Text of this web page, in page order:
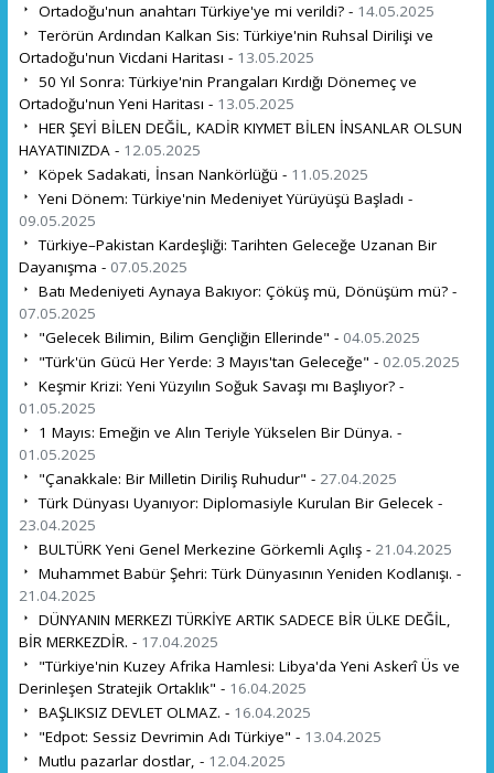
Ortadoğu'nun anahtarı Türkiye'ye mi verildi? - 14.05.2025
Terörün Ardından Kalkan Sis: Türkiye'nin Ruhsal Dirilişi ve
Ortadoğu'nun Vicdani Haritası - 13.05.2025
50 Yıl Sonra: Türkiye'nin Prangaları Kırdığı Dönemeç ve
Ortadoğu'nun Yeni Haritası - 13.05.2025
HER ŞEYİ BİLEN DEĞİL, KADİR KIYMET BİLEN İNSANLAR OLSUN
HAYATINIZDA - 12.05.2025
Köpek Sadakati, İnsan Nankörlüğü - 11.05.2025
Yeni Dönem: Türkiye'nin Medeniyet Yürüyüşü Başladı -
09.05.2025
Türkiye–Pakistan Kardeşliği: Tarihten Geleceğe Uzanan Bir
Dayanışma - 07.05.2025
Batı Medeniyeti Aynaya Bakıyor: Çöküş mü, Dönüşüm mü? -
07.05.2025
"Gelecek Bilimin, Bilim Gençliğin Ellerinde" - 04.05.2025
"Türk'ün Gücü Her Yerde: 3 Mayıs'tan Geleceğe" - 02.05.2025
Keşmir Krizi: Yeni Yüzyılın Soğuk Savaşı mı Başlıyor? -
01.05.2025
1 Mayıs: Emeğin ve Alın Teriyle Yükselen Bir Dünya. -
01.05.2025
"Çanakkale: Bir Milletin Diriliş Ruhudur" - 27.04.2025
Türk Dünyası Uyanıyor: Diplomasiyle Kurulan Bir Gelecek -
23.04.2025
BULTÜRK Yeni Genel Merkezine Görkemli Açılış - 21.04.2025
Muhammet Babür Şehri: Türk Dünyasının Yeniden Kodlanışı. -
21.04.2025
DÜNYANIN MERKEZI TÜRKİYE ARTIK SADECE BİR ÜLKE DEĞİL,
BİR MERKEZDİR. - 17.04.2025
"Türkiye'nin Kuzey Afrika Hamlesi: Libya'da Yeni Askerî Üs ve
Derinleşen Stratejik Ortaklık" - 16.04.2025
BAŞLIKSIZ DEVLET OLMAZ. - 16.04.2025
"Edpot: Sessiz Devrimin Adı Türkiye" - 13.04.2025
Mutlu pazarlar dostlar, - 12.04.2025